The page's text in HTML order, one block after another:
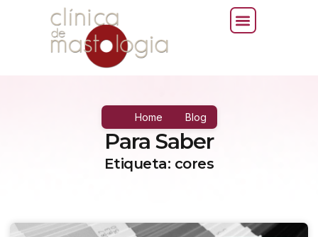
Home Blog
Para Saber
Etiqueta: cores